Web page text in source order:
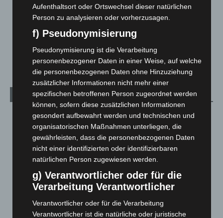
Menschen
Veranstaltungen
Archiv
August 2026(10)
Juli 2026(73)
Juni 2026(139)
Mai 2026(99)
April 2026(99)
März 2026(115)
Februar 2026(109)
Aufenthaltsort oder Ortswechsel dieser natürlichen
Person zu analysieren oder vorherzusagen.
f) Pseudonymisierung
Pseudonymisierung ist die Verarbeitung
personenbezogener Daten in einer Weise, auf welche
die personenbezogenen Daten ohne Hinzuziehung
zusätzlicher Informationen nicht mehr einer
spezifischen betroffenen Person zugeordnet werden
können, sofern diese zusätzlichen Informationen
gesondert aufbewahrt werden und technischen und
organisatorischen Maßnahmen unterliegen, die
gewährleisten, dass die personenbezogenen Daten
nicht einer identifizierten oder identifizierbaren
natürlichen Person zugewiesen werden.
g) Verantwortlicher oder für die
Verarbeitung Verantwortlicher
Verantwortlicher oder für die Verarbeitung
Verantwortlicher ist die natürliche oder juristische